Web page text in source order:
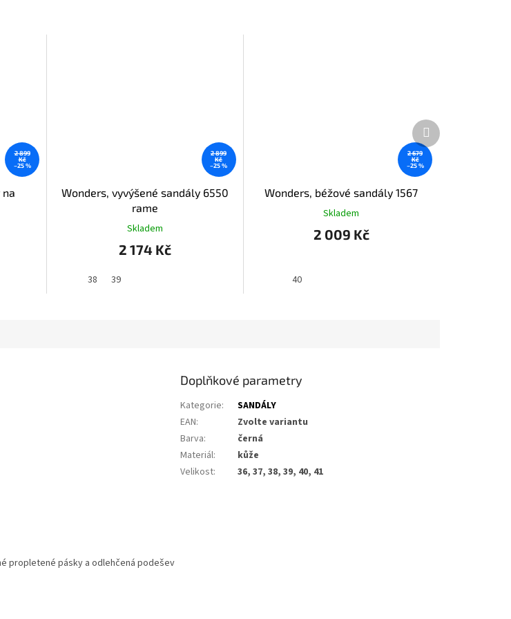
2 899
Kč
–25 %
2 899
Kč
–25 %
Wonders, vyvýšené sandály 6550
rame
Skladem
2 174 Kč
38 39
2 679
Kč
–25 %
Wonders, béžové sandály 1567
Skladem
2 009 Kč
40
Další
produkt
propletené pásky a odlehčená podešev
Doplňkové parametry
Kategorie:
SANDÁLY
EAN:
Zvolte variantu
Barva:
černá
Materiál:
kůže
Velikost: 36, 37, 38, 39, 40, 41